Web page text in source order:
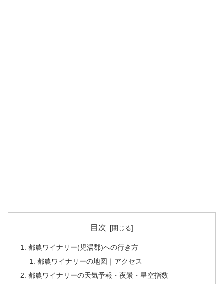
目次
都農ワイナリー(児湯郡)への行き方
都農ワイナリーの地図｜アクセス
都農ワイナリーの天気予報・夜景・星空指数